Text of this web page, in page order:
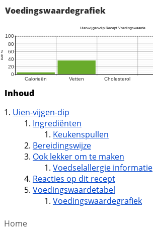
Voedingswaardegrafiek
Inhoud
Uien-vijgen-dip
Ingrediënten
Keukenspullen
Bereidingswijze
Ook lekker om te maken
Voedselallergie informatie
Reacties op dit recept
Voedingswaardetabel
Voedingswaardegrafiek
Home